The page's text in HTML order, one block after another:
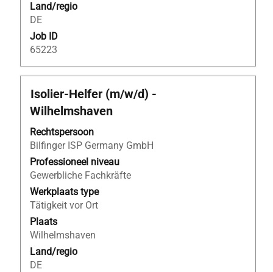
tabtoets
Land/regio
DE
Job ID
65223
geven.
Titel
Isolier-Helfer (m/w/d) -
Wilhelmshaven
Rechtspersoon
Bilfinger ISP Germany GmbH
Professioneel niveau
Gewerbliche Fachkräfte
Werkplaats type
Tätigkeit vor Ort
Plaats
Wilhelmshaven
Land/regio
DE
Selecteer
deze
spatiebalk
om
de
volledige
inhoud
van
de
functiegegevens
weer
te
geven.